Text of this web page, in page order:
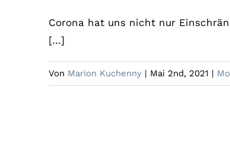
Corona hat uns nicht nur
[...]
Von Marion Kuchenny | Mai 2nd, 2021 |